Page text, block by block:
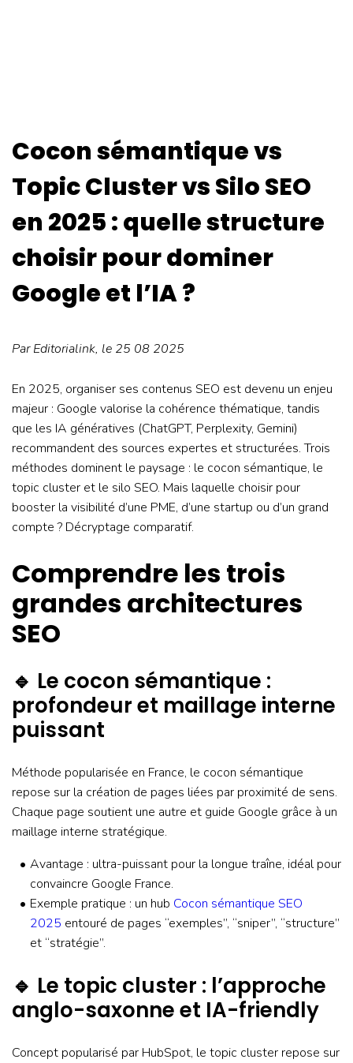
Cocon sémantique vs
Topic Cluster vs Silo SEO
en 2025 : quelle structure
choisir pour dominer
Google et l’IA ?
ParEditorialink, le 25 08 2025
En 2025, organiser ses contenus SEO est devenu un enjeu
majeur : Google valorise la cohérence thématique, tandis
que les IA génératives (ChatGPT, Perplexity, Gemini)
recommandent des sources expertes et structurées. Trois
méthodes dominent le paysage : le cocon sémantique, le
topic cluster et le silo SEO. Mais laquelle choisir pour
booster la visibilité d’une PME, d’une startup ou d’un grand
compte ? Décryptage comparatif.
Comprendre les trois
grandes architectures
SEO
🔹 Le cocon sémantique :
profondeur et maillage interne
puissant
Méthode popularisée en France, le cocon sémantique
repose sur la création de pages liées par proximité de sens.
Chaque page soutient une autre et guide Google grâce à un
maillage interne stratégique.
Avantage : ultra-puissant pour la longue traîne, idéal pour
convaincre Google France.
Exemple pratique : un hub Cocon sémantique SEO
2025 entouré de pages “exemples”, “sniper”, “structure”
et “stratégie”.
🔹 Le topic cluster : l’approche
anglo-saxonne et IA-friendly
Concept popularisé par HubSpot, le topic cluster repose sur